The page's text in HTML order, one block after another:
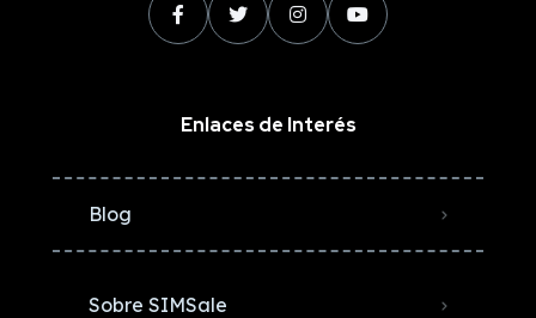
Enlaces de Interés
Blog
Sobre SIMSale